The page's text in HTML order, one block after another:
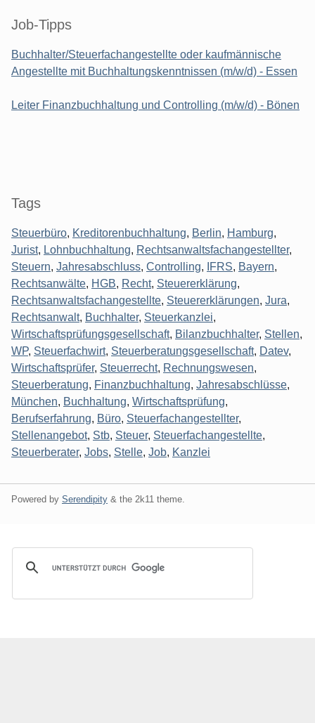
Seitenleiste
Job-Tipps
Buchhalter/Steuerfachangestellte oder kaufmännische
Angestellte mit Buchhaltungskenntnissen (m/w/d) - Essen
Leiter Finanzbuchhaltung und Controlling (m/w/d) - Bönen
Tags
Steuerbüro, Kreditorenbuchhaltung, Berlin, Hamburg,
Jurist, Lohnbuchhaltung, Rechtsanwaltsfachangestellter,
Steuern, Jahresabschluss, Controlling, IFRS, Bayern,
Rechtsanwälte, HGB, Recht, Steuererklärung,
Rechtsanwaltsfachangestellte, Steuererklärungen, Jura,
Rechtsanwalt, Buchhalter, Steuerkanzlei,
Wirtschaftsprüfungsgesellschaft, Bilanzbuchhalter, Stellen,
WP, Steuerfachwirt, Steuerberatungsgesellschaft, Datev,
Wirtschaftsprüfer, Steuerrecht, Rechnungswesen,
Steuerberatung, Finanzbuchhaltung, Jahresabschlüsse,
München, Buchhaltung, Wirtschaftsprüfung,
Berufserfahrung, Büro, Steuerfachangestellter,
Stellenangebot, Stb, Steuer, Steuerfachangestellte,
Steuerberater, Jobs, Stelle, Job, Kanzlei
Powered by Serendipity & the 2k11 theme.